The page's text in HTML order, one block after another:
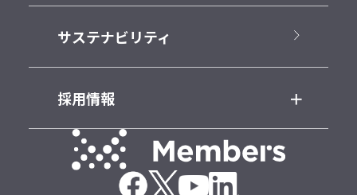
サステナビリティ
採用情報